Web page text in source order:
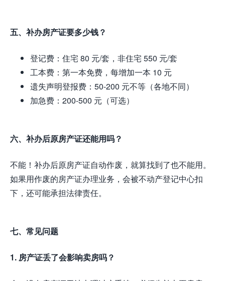
五、补办房产证要多少钱？
登记费：住宅 80 元/套，非住宅 550 元/套
工本费：第一本免费，每增加一本 10 元
遗失声明登报费：50-200 元不等（各地不同）
加急费：200-500 元（可选）
六、补办后原房产证还能用吗？
不能！补办后原房产证自动作废，就算找到了也不能用。
如果用作废的房产证办理业务，会被不动产登记中心扣
下，还可能承担法律责任。
七、常见问题
1. 房产证丢了会影响卖房吗？